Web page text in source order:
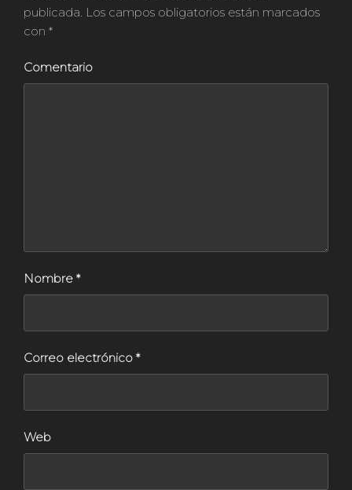
publicada. Los campos obligatorios están marcados
con *
Comentario
Nombre *
Correo electrónico *
Web